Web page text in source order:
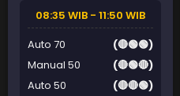
08:35 WIB - 11:50 WIB
Auto 70
(🔴🟢🟢)
Manual 50
(🔴🟢🔴)
Auto 50
(🔴🔴🟢)